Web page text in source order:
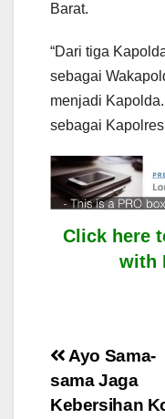
Barat.
“Dari tiga
sebagai
menjadi
sebagai
Click here
with
Post
Ayo Sama-
sama Jaga
Kebersihan